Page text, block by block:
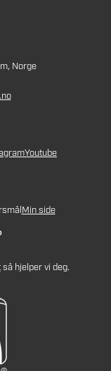
Norge
Youtube
Min side
så hjelper vi deg.